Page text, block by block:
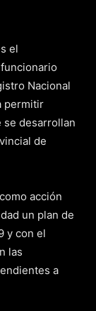
el
Nacional
permitir
se desarrollan
de
acción
un plan de
y con el
las
a